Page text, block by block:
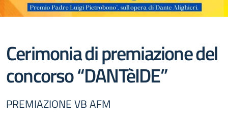
Cerimonia di premiazione del
concorso “DANTèIDE”
PREMIAZIONE VB AFM